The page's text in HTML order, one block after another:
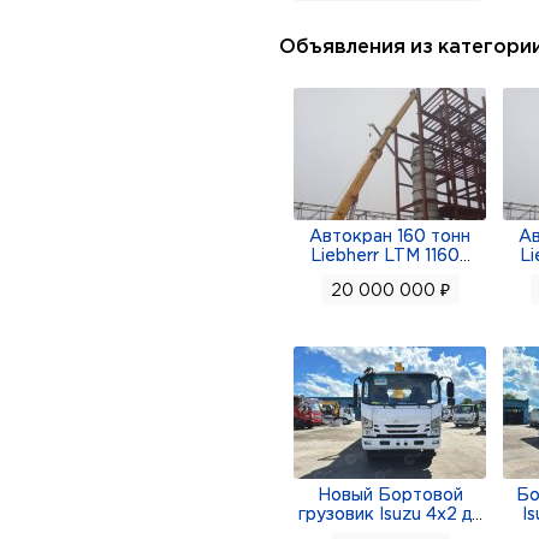
Российской
Объявления из
Автокран 160 тонн
Liebherr LTM 1160
20 000 000 ₽
Новый Бортовой
грузовик Isuzu 4x2 д